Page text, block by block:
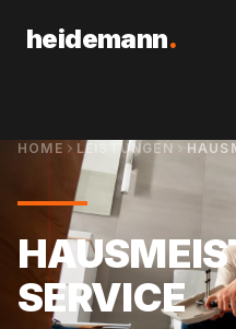
heidemann.
HOME LEISTUNGEN
SERVICE